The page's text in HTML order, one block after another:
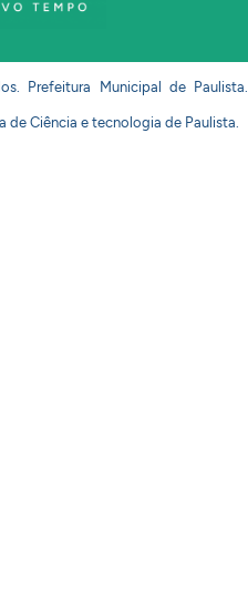
Prefeitura Municipal de Paulista.
de Ciência e tecnologia de Paulista.